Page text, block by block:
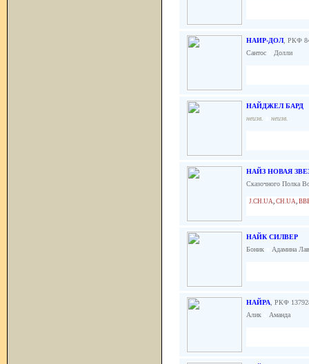
НАИР-ДОЛ, РКФ
Сантос
Долли
НАЙДЖЕЛ БАРД
неизв.
неизв.
НАЙЗ НОВАЯ
Сказочного Полка
J.CH.UA, CH.UA,
НАЙК СИЛВЕР
Боник
Адамина
НАЙРА , РКФ
Алик
Аманда